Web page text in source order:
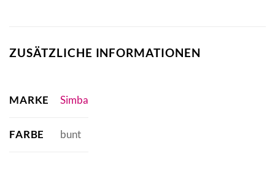
ZUSÄTZLICHE INFORMATIONEN
MARKE Simba
FARBE bunt